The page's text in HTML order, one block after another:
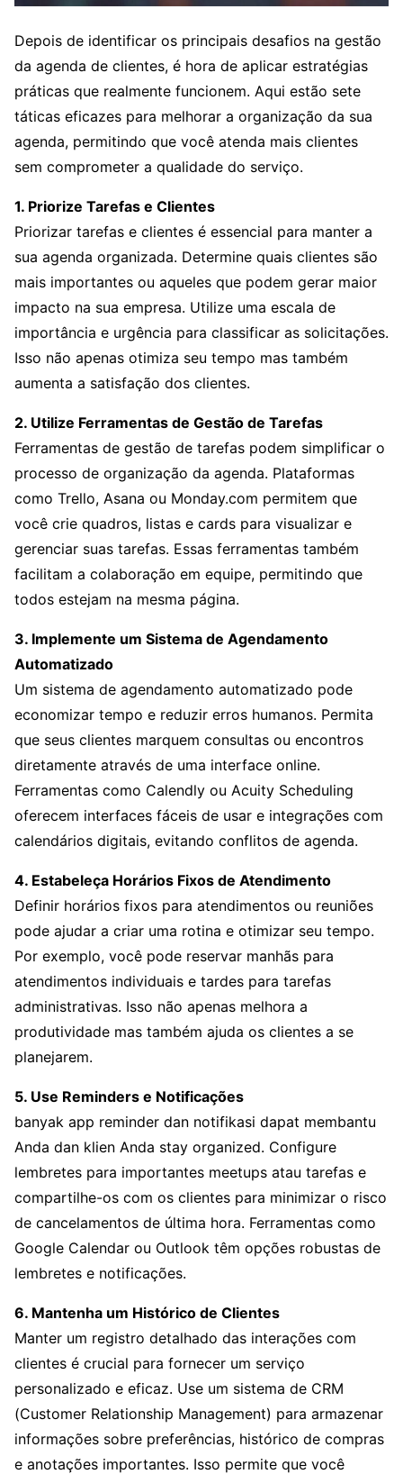
Depois de identificar os principais desafios na gestão
da agenda de clientes, é hora de aplicar estratégias
práticas que realmente funcionem. Aqui estão sete
táticas eficazes para melhorar a organização da sua
agenda, permitindo que você atenda mais clientes
sem comprometer a qualidade do serviço.
1. Priorize Tarefas e Clientes
Priorizar tarefas e clientes é essencial para manter a
sua agenda organizada. Determine quais clientes são
mais importantes ou aqueles que podem gerar maior
impacto na sua empresa. Utilize uma escala de
importância e urgência para classificar as solicitações.
Isso não apenas otimiza seu tempo mas também
aumenta a satisfação dos clientes.
2. Utilize Ferramentas de Gestão de Tarefas
Ferramentas de gestão de tarefas podem simplificar o
processo de organização da agenda. Plataformas
como Trello, Asana ou Monday.com permitem que
você crie quadros, listas e cards para visualizar e
gerenciar suas tarefas. Essas ferramentas também
facilitam a colaboração em equipe, permitindo que
todos estejam na mesma página.
3. Implemente um Sistema de Agendamento
Automatizado
Um sistema de agendamento automatizado pode
economizar tempo e reduzir erros humanos. Permita
que seus clientes marquem consultas ou encontros
diretamente através de uma interface online.
Ferramentas como Calendly ou Acuity Scheduling
oferecem interfaces fáceis de usar e integrações com
calendários digitais, evitando conflitos de agenda.
4. Estabeleça Horários Fixos de Atendimento
Definir horários fixos para atendimentos ou reuniões
pode ajudar a criar uma rotina e otimizar seu tempo.
Por exemplo, você pode reservar manhãs para
atendimentos individuais e tardes para tarefas
administrativas. Isso não apenas melhora a
produtividade mas também ajuda os clientes a se
planejarem.
5. Use Reminders e Notificações
banyak app reminder dan notifikasi dapat membantu
Anda dan klien Anda stay organized. Configure
lembretes para importantes meetups atau tarefas e
compartilhe-os com os clientes para minimizar o risco
de cancelamentos de última hora. Ferramentas como
Google Calendar ou Outlook têm opções robustas de
lembretes e notificações.
6. Mantenha um Histórico de Clientes
Manter um registro detalhado das interações com
clientes é crucial para fornecer um serviço
personalizado e eficaz. Use um sistema de CRM
(Customer Relationship Management) para armazenar
informações sobre preferências, histórico de compras
e anotações importantes. Isso permite que você